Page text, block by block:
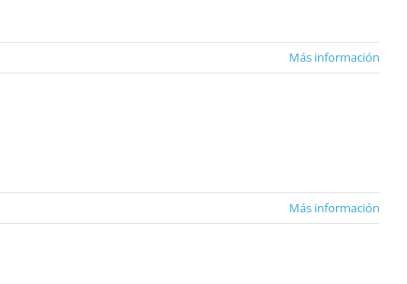
Más información
Más información